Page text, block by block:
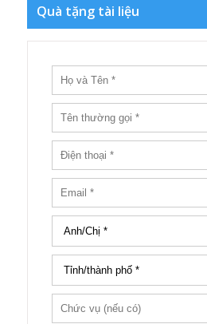
Quà tặng tài liệu